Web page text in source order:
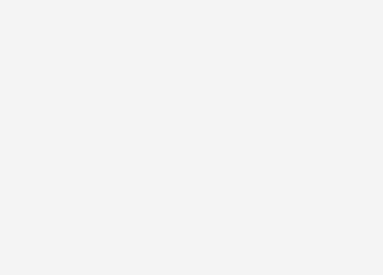
ruletes,
de Julia